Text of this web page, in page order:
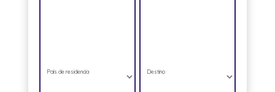
País de residencia Destino